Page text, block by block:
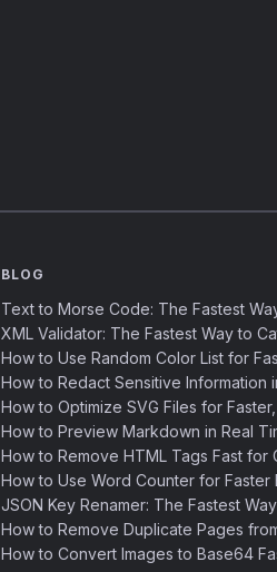
BLOG
Text to Morse Code: The Fastest
XML Validator: The Fastest Way to
How to Use Random Color List for
How to Redact Sensitive Information
How to Optimize SVG Files for
How to Preview Markdown in Real
How to Remove HTML Tags Fast for
How to Use Word Counter for Faster
JSON Key Renamer: The Fastest
How to Remove Duplicate Pages
How to Convert Images to Base64